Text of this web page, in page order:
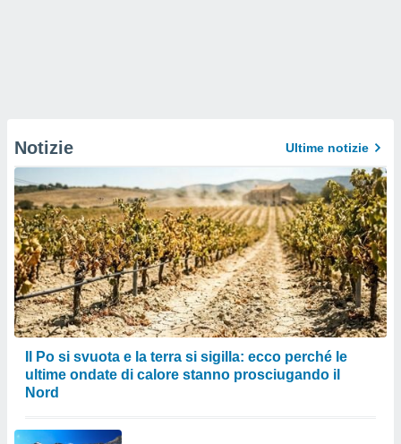
Notizie Ultime notizie
Il Po si svuota e la terra si sigilla: ecco perché le
ultime ondate di calore stanno prosciugando il
Nord